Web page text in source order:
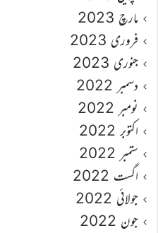
مارچ 2023
فروری 2023
جنوری 2023
دسمبر 2022
نومبر 2022
اکتوبر 2022
ستمبر 2022
اگست 2022
جولائی 2022
جون 2022